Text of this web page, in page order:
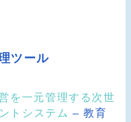
ツール
を一元管理する次世
トシステム – 教育